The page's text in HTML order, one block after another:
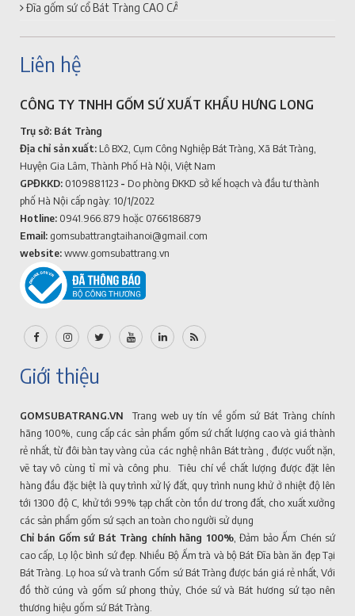
Đĩa gốm sứ cổ Bát Tràng CAO CẤP + GIÁ RẺ
Liên hệ
CÔNG TY TNHH GỐM SỨ XUẤT KHẨU HƯNG LONG
Trụ sở: Bát Tràng
Địa chỉ sản xuất: Lô BX2, Cụm Công Nghiệp Bát Tràng, Xã Bát Tràng,
Huyện Gia Lâm, Thành Phố Hà Nội, Việt Nam
GPĐKKD: 0109881123 - Do phòng ĐKKD sở kế hoạch và đầu tư thành
phố Hà Nội cấp ngày: 10/1/2022
Hotline: 0941.966.879 hoặc 0766186879
Email: gomsubattrangtaihanoi@gmail.com
website:www.gomsubattrang.vn
Giới thiệu
GOMSUBATRANG.VN Trang web uy tín về gốm sứ Bát Tràng chính
hãng 100%, cung cấp các sản phẩm gốm sứ chất lượng cao và giá thành
rẻ nhất, từ đôi bàn tay vàng của các nghệ nhân Bát tràng , được vuốt nặn,
vẽ tay vô cùng tỉ mỉ và công phu. Tiêu chí về chất lượng được đặt lên
hàng đầu đặc biệt là quy trình xử lý đất, quy trình nung khử ở nhiệt độ lên
tới 1300 độ C, khử tới 99% tạp chất còn tồn dư trong đất, cho xuất xưởng
các sản phẩm gốm sứ sạch an toàn cho người sử dụng
Chỉ bán Gốm sứ Bát Tràng chính hãng 100%, Đảm bảo Ấm Chén sứ
cao cấp, Lọ lộc bình sứ đẹp. Nhiều Bộ Ấm trà và bộ Bát Đĩa bàn ăn đẹp Tại
Bát Tràng. Lọ hoa sứ và tranh Gốm sứ Bát Tràng được bán giá rẻ nhất, Với
đồ thờ cúng và gốm sứ phong thủy, Chóe sứ và Bát hương sứ tạo nên
thương hiệu gốm sứ Bát Tràng.